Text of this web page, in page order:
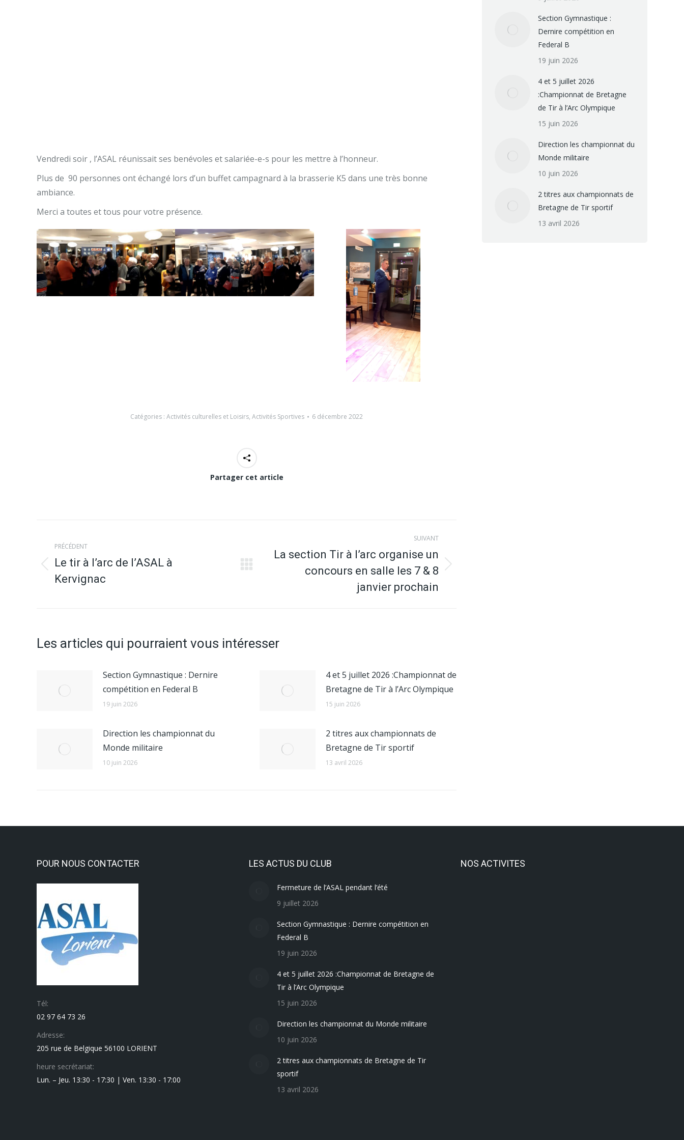
Vendredi soir , l’ASAL réunissait ses benévoles et salariée-e-s pour les mettre à l’honneur.
Plus de 90 personnes ont échangé lors d’un buffet campagnard à la brasserie K5 dans une très bonne
ambiance.
Merci a toutes et tous pour votre présence.
Catégories : Activités culturelles et Loisirs, Activités Sportives 6 décembre 2022
Partager cet article
article
PRÉCÉDENT
précédent
Le tir à l’arc de l’ASAL à
Kervignac
SUIVANT
La section Tir à l’arc organise un
concours en salle les 7 & 8
janvier prochain
Les articles qui pourraient vous intéresser
Section Gymnastique : Dernire
compétition en Federal B
19 juin 2026
4 et 5 juillet 2026 :Championnat de
Bretagne de Tir à l’Arc Olympique
15 juin 2026
Direction les championnat du
Monde militaire
10 juin 2026
2 titres aux championnats de
Bretagne de Tir sportif
13 avril 2026
Section Gymnastique :
Dernire compétition en
Federal B
19 juin 2026
4 et 5 juillet 2026
:Championnat de Bretagne
de Tir à l’Arc Olympique
15 juin 2026
Direction les championnat du
Monde militaire
10 juin 2026
2 titres aux championnats de
Bretagne de Tir sportif
13 avril 2026
POUR NOUS CONTACTER
Tél:
02 97 64 73 26
Adresse:
205 rue de Belgique 56100 LORIENT
heure secrétariat:
Lun. – Jeu. 13:30 - 17:30 | Ven. 13:30 - 17:00
LES ACTUS DU CLUB
Fermeture de l’ASAL pendant l’été
9 juillet 2026
Section Gymnastique : Dernire compétition en
Federal B
19 juin 2026
4 et 5 juillet 2026 :Championnat de Bretagne de
Tir à l’Arc Olympique
15 juin 2026
Direction les championnat du Monde militaire
10 juin 2026
2 titres aux championnats de Bretagne de Tir
sportif
13 avril 2026
NOS ACTIVITES